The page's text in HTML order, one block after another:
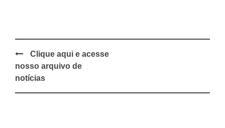
Post
navigation
Clique aqui e acesse
nosso arquivo de
notícias